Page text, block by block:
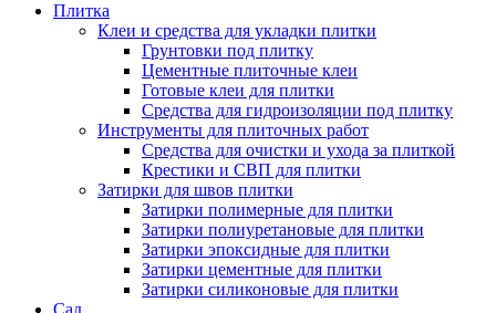
Плитка
Клеи и средства для укладки плитки
Грунтовки под плитку
Цементные плиточные клеи
Готовые клеи для плитки
Средства для гидроизоляции под плитку
Инструменты для плиточных работ
Средства для очистки и ухода за плиткой
Крестики и СВП для плитки
Затирки для швов плитки
Затирки полимерные для плитки
Затирки полиуретановые для плитки
Затирки эпоксидные для плитки
Затирки цементные для плитки
Затирки силиконовые для плитки
Сад